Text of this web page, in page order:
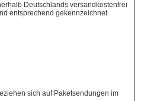
Deutschlands versandkostenfrei
entsprechend gekennzeichnet.
sich auf Paketsendungen im